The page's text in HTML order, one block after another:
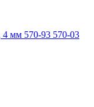
мм 570-93 570-03